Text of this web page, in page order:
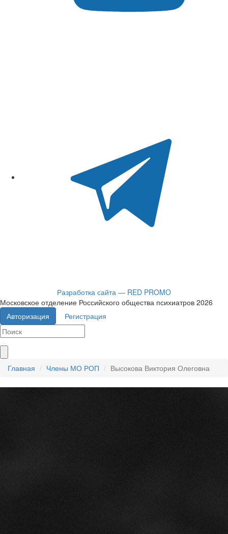
Разработка сайта — RED PROMO
Московское отделение Российского общества психиатров 2026
Авторизация
Регистрация
Главная Члены МО РОП Высокова Виктория Олеговна